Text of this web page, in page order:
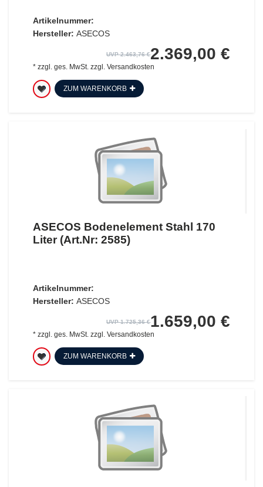
Artikelnummer:
Hersteller: ASECOS
UVP 2.463,76 €2.369,00 €
* zzgl. ges. MwSt.zzgl. Versandkosten
ZUM WARENKORB
ASECOS Bodenelement Stahl 170
Liter (Art.Nr: 2585)
Artikelnummer:
Hersteller: ASECOS
UVP 1.725,36 €1.659,00 €
* zzgl. ges. MwSt. zzgl. Versandkosten
ZUM WARENKORB